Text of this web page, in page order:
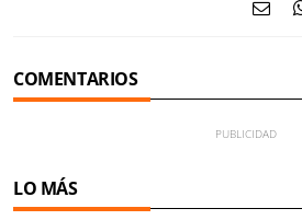
COMENTARIOS
LO MÁS